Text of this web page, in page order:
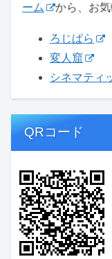
ーム
から、お気
ろじぱら
変人窟
シネマティ
QRコード